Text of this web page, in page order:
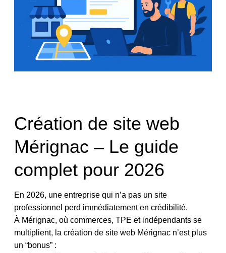
Création de site web
Mérignac – Le guide
complet pour 2026
En 2026, une entreprise qui n’a pas un site
professionnel perd immédiatement en crédibilité.
À Mérignac, où commerces, TPE et indépendants se
multiplient, la création de site web Mérignac n’est plus
un “bonus” :